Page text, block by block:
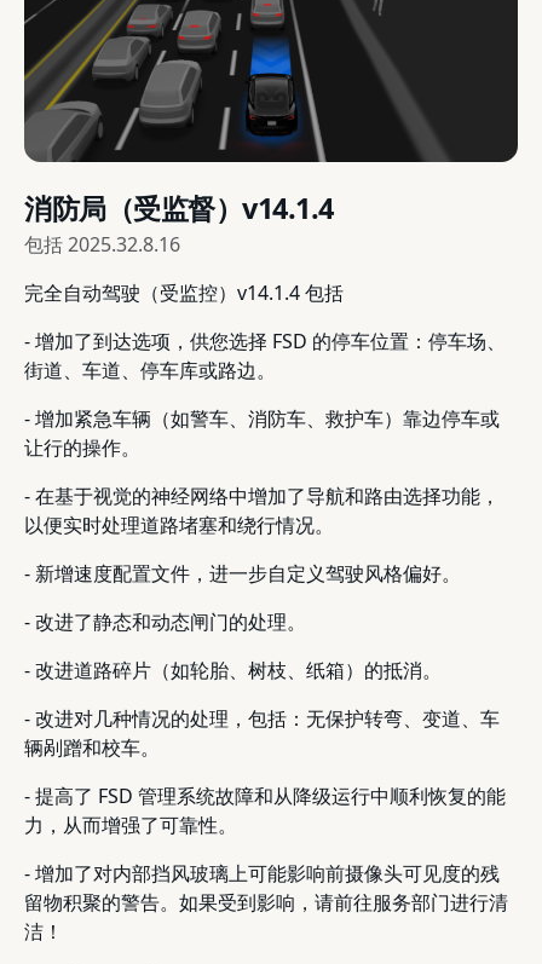
消防局（受监督）v14.1.4
包括2025.32.8.16
完全自动驾驶（受监控）v14.1.4 包括
- 增加了到达选项，供您选择 FSD 的停车位置：停车场、
街道、车道、停车库或路边。
- 增加紧急车辆（如警车、消防车、救护车）靠边停车或
让行的操作。
- 在基于视觉的神经网络中增加了导航和路由选择功能，
以便实时处理道路堵塞和绕行情况。
- 新增速度配置文件，进一步自定义驾驶风格偏好。
- 改进了静态和动态闸门的处理。
- 改进道路碎片（如轮胎、树枝、纸箱）的抵消。
- 改进对几种情况的处理，包括：无保护转弯、变道、车
辆剐蹭和校车。
- 提高了 FSD 管理系统故障和从降级运行中顺利恢复的能
力，从而增强了可靠性。
- 增加了对内部挡风玻璃上可能影响前摄像头可见度的残
留物积聚的警告。如果受到影响，请前往服务部门进行清
洁！